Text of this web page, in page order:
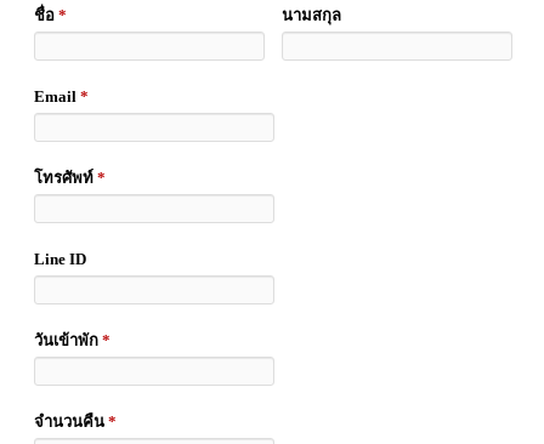
ชื่อ * นามสกุล
Email *
โทรศัพท์ *
Line ID
วันเข้าพัก *
จำนวนคืน *